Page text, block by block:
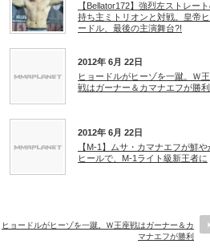
【Bellator172】強烈左ストレー
持ち主ミトリオンと対戦。皇帝ヒ
ードル、最後の主演舞台?!
2012年 6月 22日
ヒョードルがヒーゾを一蹴。Ｗ
戦はガーナー＆カマナエフが勝利
2012年 6月 22日
【M-1】ムサ・カマナエフが鮮や
ヒールで、M-1ライト級新王者に
ヒョードルがヒーゾを一蹴。Ｗ王座戦はガーナー＆カ
マナエフが勝利